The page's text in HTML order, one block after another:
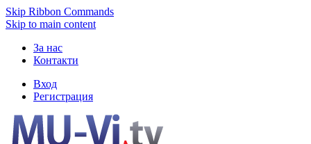
Skip Ribbon Commands
Skip to main content
За нас
Контакти
Вход
Регистрация